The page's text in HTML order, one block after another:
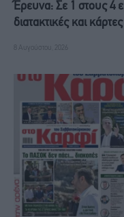
Έρευνα: Σε 1 στους 4
διατακτικές και κάρτες
8 Αυγούστου, 2026